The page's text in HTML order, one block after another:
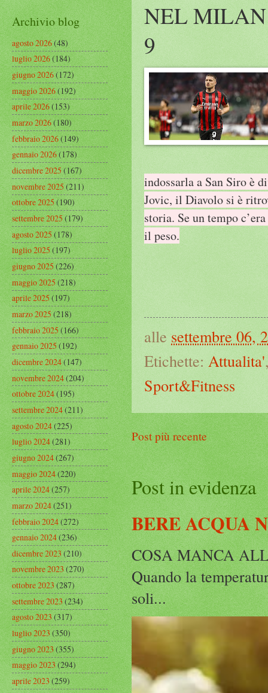
NEL MILAN
9
indossarla a San Siro è
Jovic, il Diavolo si è
storia. Se un tempo
il peso.
alle settembre 06,
Etichette: Attualita'
Sport&Fitness
Post più recente
Post in evidenza
BERE ACQUA
COSA MANCA
Quando la
soli...
Archivio blog
agosto 2026(48)
luglio 2026(184)
giugno 2026(172)
maggio 2026(192)
aprile 2026(153)
marzo 2026(180)
febbraio 2026(149)
gennaio 2026(178)
dicembre 2025(167)
novembre 2025(211)
ottobre 2025(190)
settembre 2025(179)
agosto 2025(178)
luglio 2025(197)
giugno 2025(226)
maggio 2025(218)
aprile 2025(197)
marzo 2025(218)
febbraio 2025(166)
gennaio 2025(192)
dicembre 2024(147)
novembre 2024(204)
ottobre 2024(195)
settembre 2024(211)
agosto 2024(225)
luglio 2024(281)
giugno 2024(267)
maggio 2024(220)
aprile 2024(257)
marzo 2024(251)
febbraio 2024(272)
gennaio 2024(236)
dicembre 2023(210)
novembre 2023(270)
ottobre 2023(287)
settembre 2023(234)
agosto 2023(317)
luglio 2023(350)
giugno 2023(355)
maggio 2023(294)
aprile 2023(259)